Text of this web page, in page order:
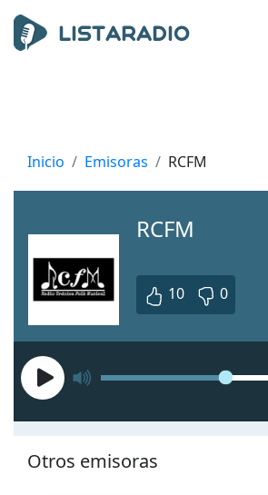
Inicio Emisoras RCFM
RCFM
10 0
Otros emisoras